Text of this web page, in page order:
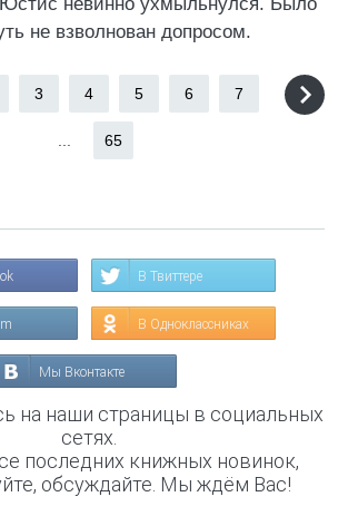
не взволнован допросом.
3 4 5 6 7
65
В Твиттере
В Одноклассниках
Мы Вконтакте
на наши страницы в социальных
сетях.
последних книжных новинок,
обсуждайте. Мы ждём Вас!